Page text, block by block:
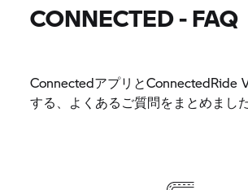
CONNECTED - FAQ
ConnectedアプリとConnectedRide
する、よくあるご質問をまとめました